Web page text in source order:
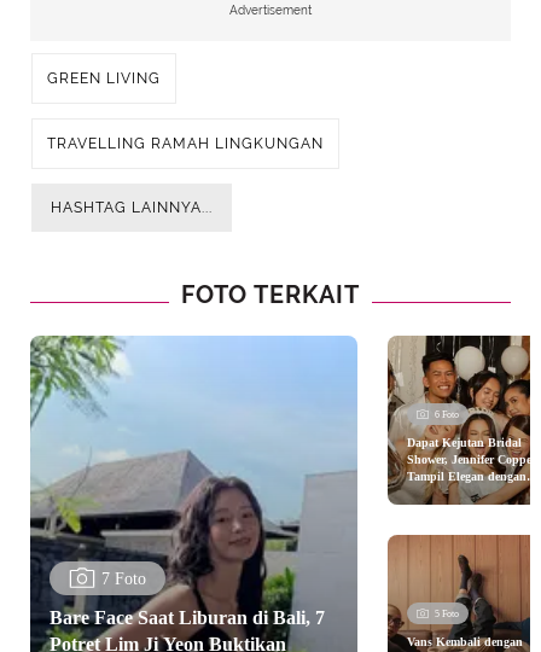
Advertisement
GREEN LIVING
TRAVELLING RAMAH LINGKUNGAN
HASHTAG LAINNYA...
FOTO TERKAIT
7 Foto
Bare Face Saat Liburan di Bali, 7
Potret Lim Ji Yeon Buktikan
6 Foto
Dapat Kejutan Bridal
Shower, Jennifer Coppen
Tampil Elegan dengan
Gaun Berbulu Jelang
5 Foto
Vans Kembali dengan